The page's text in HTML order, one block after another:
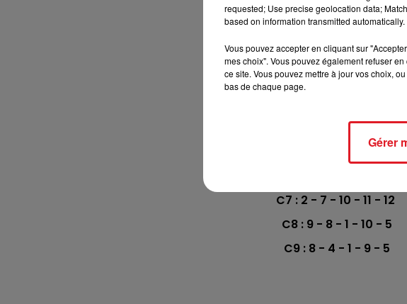
*******
Hippodrome de St-Omer - Trot
C1 : 3 - 1 - 4 - 9 - 8
C2 : 12 - 11 - 2 - 8 - 5
C4 : 9 - 11 - 3 - 12 - 1
C5 : 5 - 12 - 10 - 11 - 8
C7 : 2 - 7 - 10 - 11 - 12
C8 : 9 - 8 - 1 - 10 - 5
C9 : 8 - 4 - 1 - 9 - 5
requested; Use precise geolocation data;
based on information transmitted automatically.
Vous pouvez accepter en cliquant sur
mes choix". Vous pouvez également refuser
ce site. Vous pouvez mettre à jour vos choix,
bas de chaque page.
Gérer